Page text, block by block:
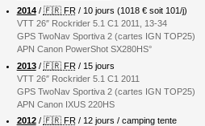
2014/ 🇫🇷 FR / 10 jours (1018 € soit 101/j)
VTT 26″ Rockrider 5.1 C1 2011, 13-34
GPS TwoNav Sportiva 2 (cartes IGN TOP25)
APN Canon PowerShot SX280HS°
2013/ 🇫🇷 FR / 15 jours
VTT 26″ Rockrider 5.1 C1 2011
GPS TwoNav Sportiva 2 (cartes IGN TOP25)
APN Canon IXUS 220HS
2012/ 🇫🇷 FR / 12 jours / camping tente